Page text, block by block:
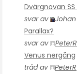
Dvärgnovan
svar av
Parallax?
svar av
PeterR
Venus nergång
tråd av
PeterR